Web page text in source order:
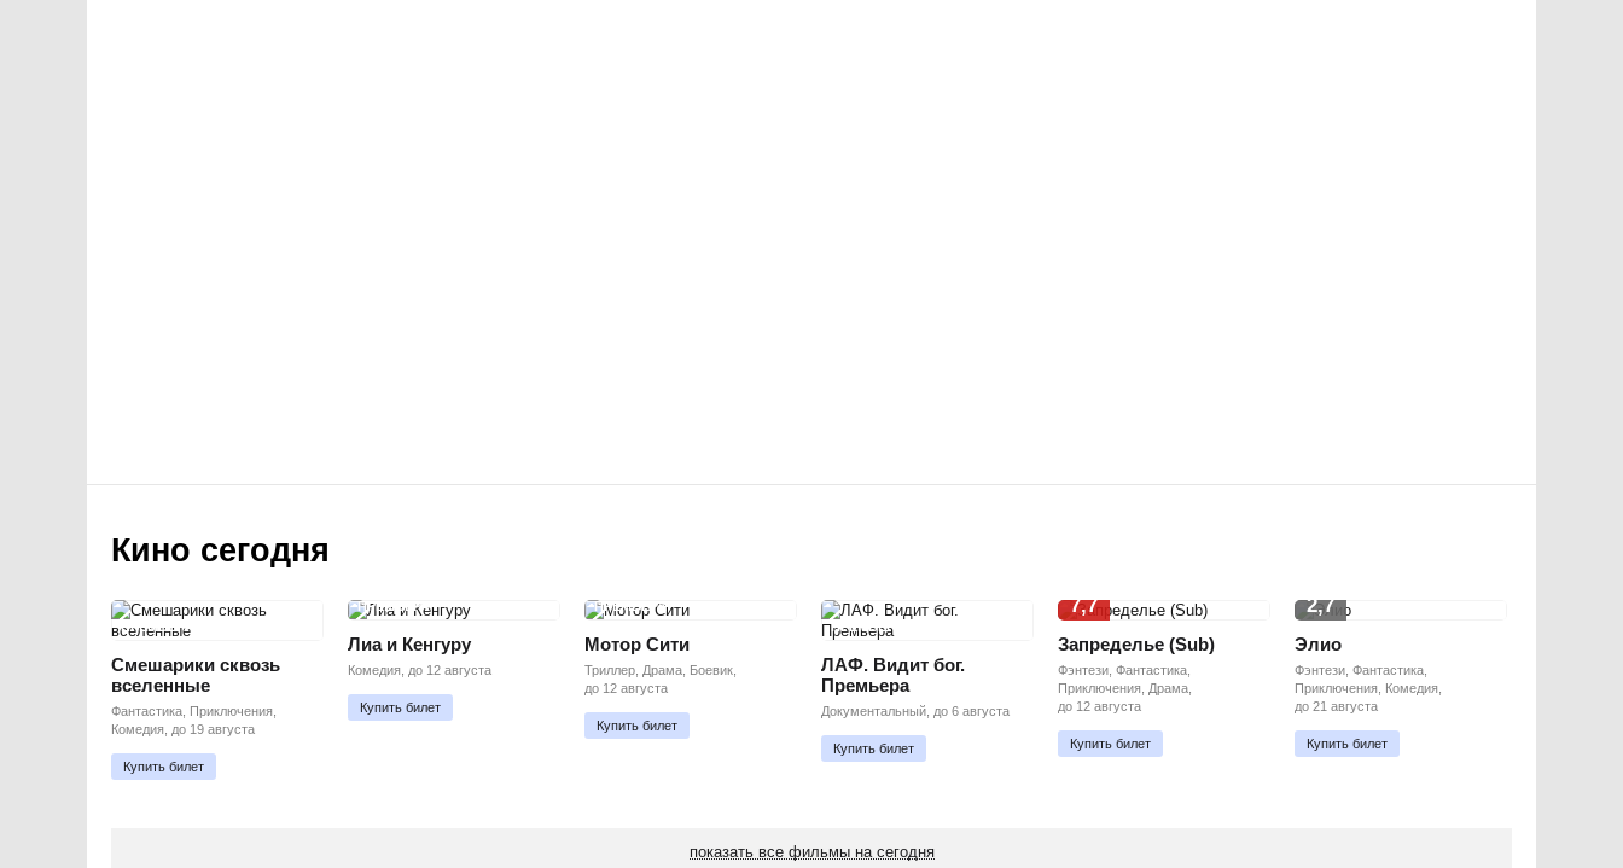
Кино сегодня
ПРЕМЬЕРА
Смешарики сквозь
вселенные
Фантастика, Приключения,
Комедия, до 19 августа
Купить билет
ПРЕМЬЕРА
Лиа и Кенгуру
Комедия, до 12 августа
Купить билет
ПРЕМЬЕРА
Мотор Сити
Триллер, Драма, Боевик,
до 12 августа
Купить билет
ПРЕМЬЕРА
ЛАФ. Видит бог.
Премьера
Документальный, до 6 августа
Купить билет
7,7
Запределье (Sub)
Фэнтези, Фантастика,
Приключения, Драма,
до 12 августа
Купить билет
2,7
Элио
Фэнтези, Фантастика,
Приключения, Комедия,
до 21 августа
Купить билет
показать все фильмы на сегодня